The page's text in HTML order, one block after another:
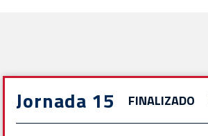
Jornada 15 FINALIZADO